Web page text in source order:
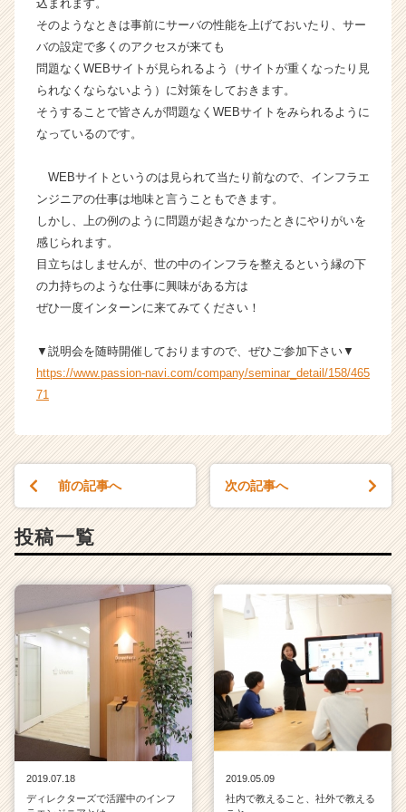
ア
（C
h
e
e
r
e
e
込まれます。
そのようなときは事前にサーバの性能を上げておいたり、サー
バの設定で多くのアクセスが来ても
問題なくWEBサイトが見られるよう（サイトが重くなったり見
られなくならないよう）に対策をしておきます。
そうすることで皆さんが問題なくWEBサイトをみられるように
なっているのです。
WEBサイトというのは見られて当たり前なので、インフラエ
ンジニアの仕事は地味と言うこともできます。
しかし、上の例のように問題が起きなかったときにやりがいを
感じられます。
目立ちはしませんが、世の中のインフラを整えるという縁の下
の力持ちのような仕事に興味がある方は
ぜひ一度インターンに来てみてください！
▼説明会を随時開催しておりますので、ぜひご参加下さい▼
https://www.passion-navi.com/company/seminar_detail/158/465
71
前の記事へ 次の記事へ
投稿一覧
2019.07.18
ディレクターズで活躍中のインフ
2019.05.09
社内で教えること、社外で教える